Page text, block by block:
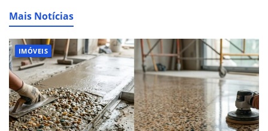
Mais Notícias
IMÓVEIS